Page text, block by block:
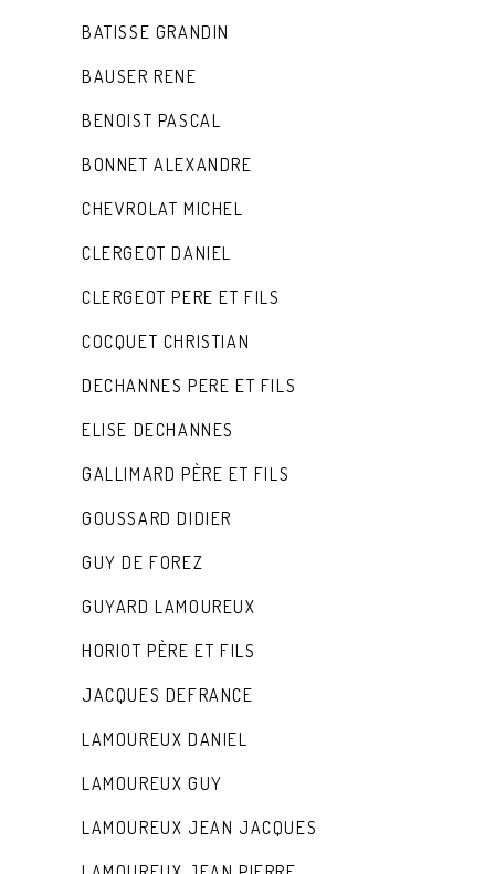
BATISSE GRANDIN
BAUSER RENE
BENOIST PASCAL
BONNET ALEXANDRE
CHEVROLAT MICHEL
CLERGEOT DANIEL
CLERGEOT PERE ET FILS
COCQUET CHRISTIAN
DECHANNES PERE ET FILS
ELISE DECHANNES
GALLIMARD PÈRE ET FILS
GOUSSARD DIDIER
GUY DE FOREZ
GUYARD LAMOUREUX
HORIOT PÈRE ET FILS
JACQUES DEFRANCE
LAMOUREUX DANIEL
LAMOUREUX GUY
LAMOUREUX JEAN JACQUES